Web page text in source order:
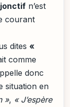
n’est
courant
dites «
comme
donc
situation en
», « J’espère